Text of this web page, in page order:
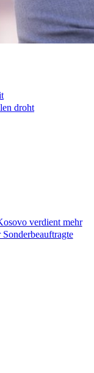
droht
verdient mehr